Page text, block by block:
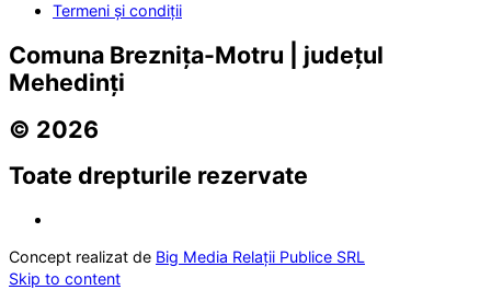
Termeni și condiții
Comuna Breznița-Motru | județul
Mehedinți
© 2026
Toate drepturile rezervate
Concept realizat de Big Media Relații Publice SRL
Skip to content